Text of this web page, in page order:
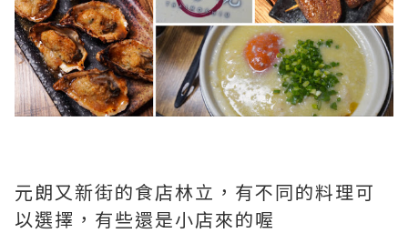
元朗又新街的食店林立，有不同的料理可
以選擇，有些還是小店來的喔